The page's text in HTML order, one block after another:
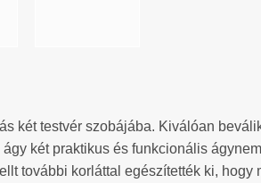
két testvér szobájába. Kiválóan
két praktikus és funkcionális
további korláttal egészítették ki,